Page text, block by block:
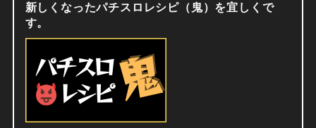
新しくなったパチスロレシピ（鬼）を宜しくで
す。